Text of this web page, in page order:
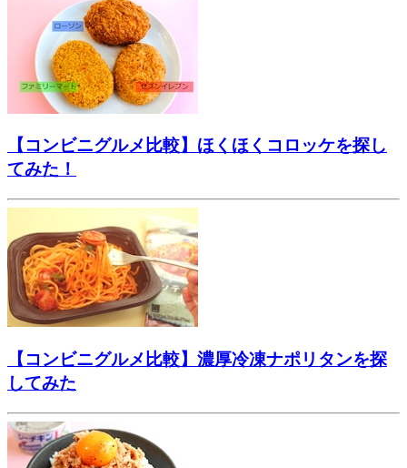
【コンビニグルメ比較】ほくほくコロッケを探し
てみた！
【コンビニグルメ比較】濃厚冷凍ナポリタンを探
してみた